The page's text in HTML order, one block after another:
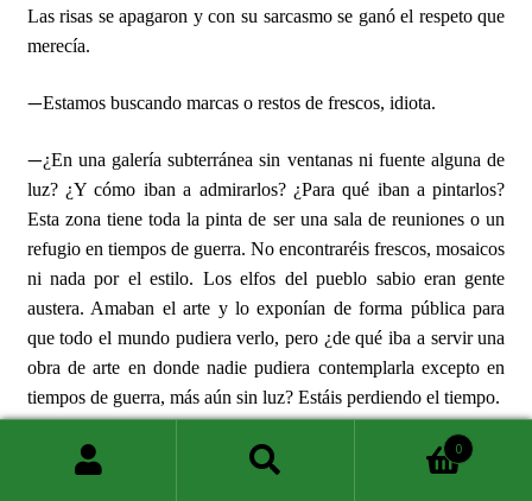
Las risas se apagaron y con su sarcasmo se ganó el respeto que
merecía.
—Estamos buscando marcas o restos de frescos, idiota.
—¿En una galería subterránea sin ventanas ni fuente alguna de
luz? ¿Y cómo iban a admirarlos? ¿Para qué iban a pintarlos?
Esta zona tiene toda la pinta de ser una sala de reuniones o un
refugio en tiempos de guerra. No encontraréis frescos, mosaicos
ni nada por el estilo. Los elfos del pueblo sabio eran gente
austera. Amaban el arte y lo exponían de forma pública para
que todo el mundo pudiera verlo, pero ¿de qué iba a servir una
obra de arte en donde nadie pudiera contemplarla excepto en
tiempos de guerra, más aún sin luz? Estáis perdiendo el tiempo.
Los había dejado sin palabras, sin carcajadas. Acto seguido
0